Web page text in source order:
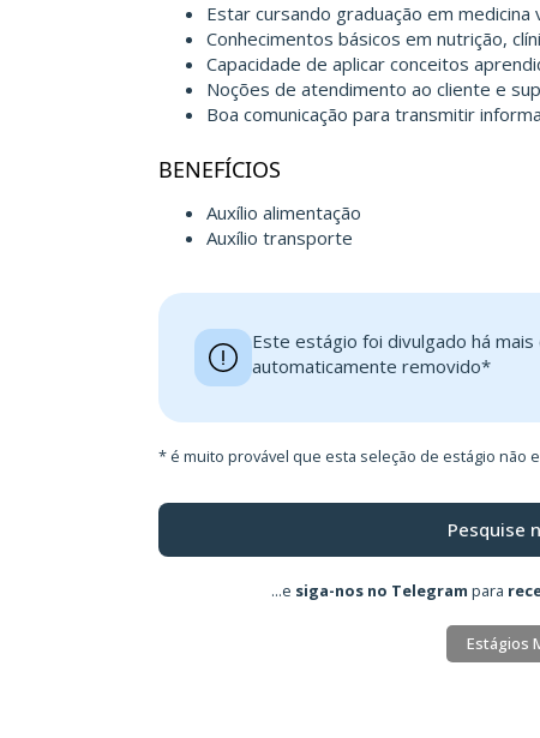
Estar cursando graduação em medicina
Conhecimentos básicos em nutrição,
Capacidade de aplicar conceitos
Noções de atendimento ao cliente e
Boa comunicação para transmitir
BENEFÍCIOS
Auxílio alimentação
Auxílio transporte
Este estágio foi divulgado há
automaticamente removido*
* é muito provável que esta seleção de estágio não
Pesquise
...e siga-nos no Telegram para
Estágios